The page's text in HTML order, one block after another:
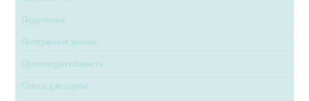
Педагогика
Потерянное зрение
Производительность
Стихи для сцены